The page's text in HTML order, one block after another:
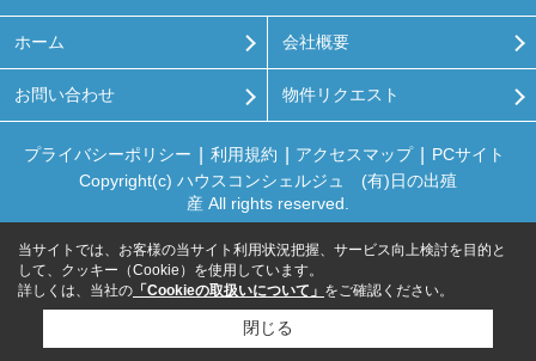
ホーム 会社概要
お問い合わせ 物件リクエスト
プライバシーポリシー 利用規約 アクセスマップ
PCサイト
Copyright(c) ハウスコンシェルジュ (有)日の出殖
産 All rights reserved.
当サイトでは、お客様の当サイト利用状況把握、サービス向上検討を目的と
して、クッキー（Cookie）を使用しています。
詳しくは、当社の 「Cookieの取扱いについて」 をご確認ください。
閉じる